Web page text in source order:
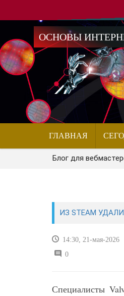
ОСНОВЫ
ГЛАВНАЯ
Блог для
ИЗ STEAM
14:30, 21-мая-2026
0
Специалисты